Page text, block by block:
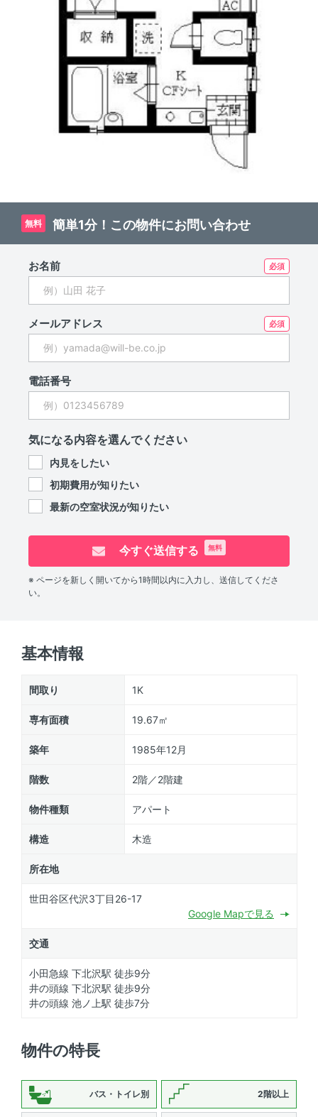
無料 簡単1分！この物件にお問い合わせ
お名前
メールアドレス
電話番号
気になる内容を選んでください
内見をしたい
初期費用が知りたい
最新の空室状況が知りたい
今すぐ送信する 無料
※ ページを新しく開いてから1時間以内に入力し、送信してくださ
い。
基本情報
間取り 1K
専有面積 19.67㎡
築年 1985年12月
階数 2階／2階建
物件種類 アパート
構造 木造
所在地
世田谷区代沢3丁目26-17
Google Mapで見る
交通
小田急線 下北沢駅 徒歩9分
井の頭線 下北沢駅 徒歩9分
井の頭線 池ノ上駅 徒歩7分
物件の特長
バス・トイレ別 2階以上